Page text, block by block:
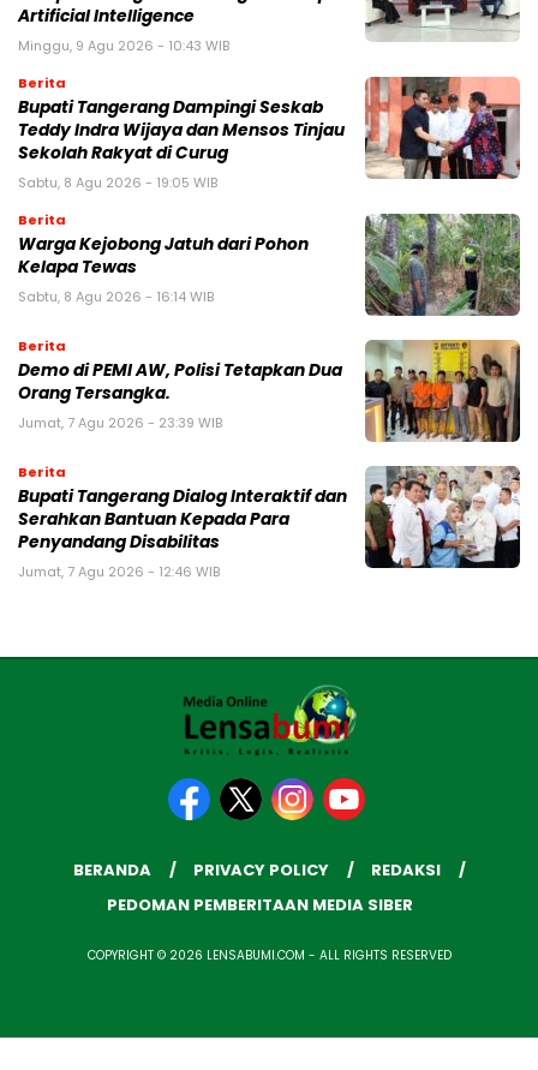
Artificial Intelligence
Minggu, 9 Agu 2026 - 10:43 WIB
Berita
Bupati Tangerang Dampingi Seskab
Teddy Indra Wijaya dan Mensos Tinjau
Sekolah Rakyat di Curug
Sabtu, 8 Agu 2026 - 19:05 WIB
Berita
Warga Kejobong Jatuh dari Pohon
Kelapa Tewas
Sabtu, 8 Agu 2026 - 16:14 WIB
Berita
Demo di PEMI AW, Polisi Tetapkan Dua
Orang Tersangka.
Jumat, 7 Agu 2026 - 23:39 WIB
Berita
Bupati Tangerang Dialog Interaktif dan
Serahkan Bantuan Kepada Para
Penyandang Disabilitas
Jumat, 7 Agu 2026 - 12:46 WIB
BERANDA PRIVACY POLICY
REDAKSI
PEDOMAN PEMBERITAAN MEDIA SIBER
COPYRIGHT © 2026 LENSABUMI.COM - ALL RIGHTS RESERVED